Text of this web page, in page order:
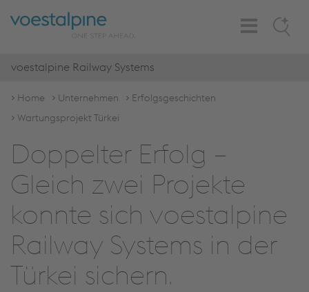
Search
Toggle
Navigation
voestalpine Railway Systems
Home Unternehmen
Erfolgsgeschichten
Wartungsprojekt Türkei
Doppelter Erfolg –
Gleich zwei Projekte
konnte sich voestalpine
Railway Systems in der
Türkei sichern.